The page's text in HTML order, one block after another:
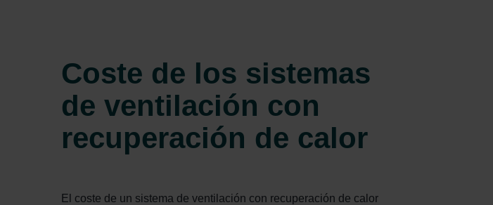
Zehnder Polska Sp. z o.o.: Oświadczenie o ochronie danych Zehnder
Zehnder Group UK Limited: Privacy Policy
Coste de los sistemas
de ventilación con
recuperación de calor
El coste de un sistema de ventilación con recuperación de calor